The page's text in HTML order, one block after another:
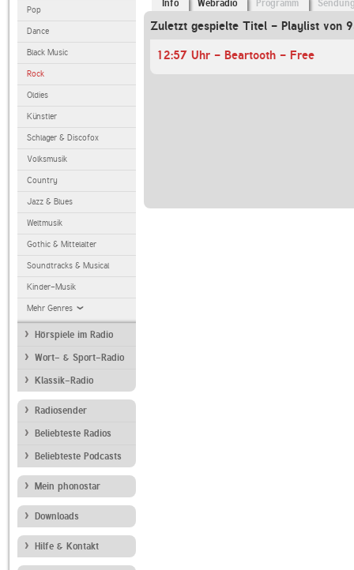
Pop
Dance
Black Music
Rock
Oldies
Künstler
Schlager & Discofox
Volksmusik
Country
Jazz & Blues
Weltmusik
Gothic & Mittelalter
Soundtracks & Musical
Kinder-Musik
Mehr Genres
Hörspiele im Radio
Wort- & Sport-Radio
Klassik-Radio
Radiosender
Beliebteste Radios
Beliebteste Podcasts
Mein phonostar
Downloads
Hilfe & Kontakt
Info Webradio Programm
Zuletzt gespielte Titel - Playlist von
12:57 Uhr - Beartooth - Free